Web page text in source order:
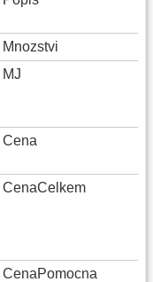
Mnozstvi
MJ
Cena
CenaCelkem
CenaPomocna